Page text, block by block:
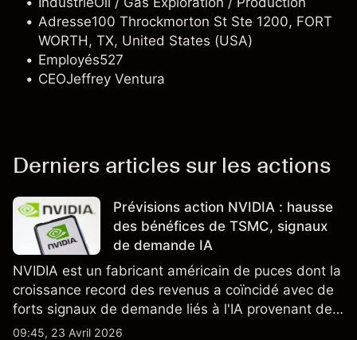
Adresse100 Throckmorton St Ste 1200, FORT
WORTH, TX, United States (USA)
Employés527
CEOJeffrey Ventura
Derniers articles sur les actions
Prévisions action NVIDIA : hausse
des bénéfices de TSMC, signaux
de demande IA
NVIDIA est un fabricant américain de puces dont la
croissance record des revenus a coïncidé avec de
forts signaux de demande liés à l'IA provenant de
partenaires clés de la chaîne d'approvisionnement,
09:45, 23 Avril 2026